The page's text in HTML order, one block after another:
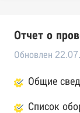
Отчет о
Обновлен
Общие
Список